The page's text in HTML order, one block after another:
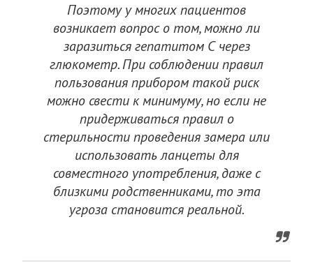
Поэтому у многих пациентов
возникает вопрос о том, можно ли
заразиться гепатитом С через
глюкометр. При соблюдении правил
пользования прибором такой риск
можно свести к минимуму, но если не
придерживаться правил о
стерильности проведения замера или
использовать ланцеты для
совместного употребления, даже с
близкими родственниками, то эта
угроза становится реальной.